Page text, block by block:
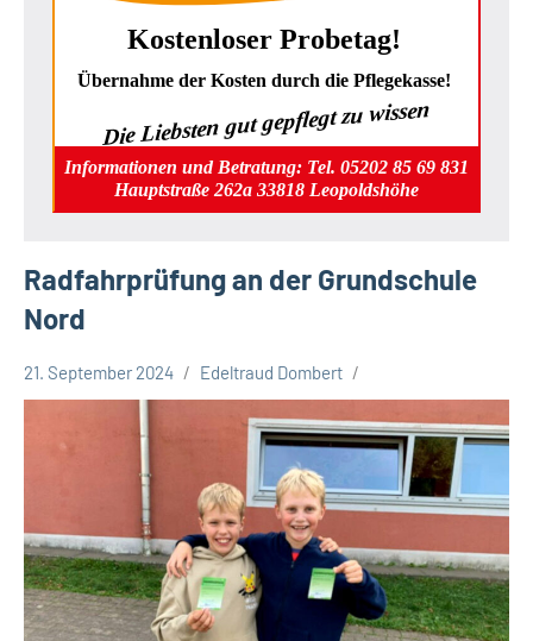
Kostenloser Probetag!
Übernahme der Kosten durch die Pflegekasse!
Die Liebsten gut gepflegt zu wissen
Informationen und Betratung: Tel. 05202 85 69 831
Hauptstraße 262a 33818 Leopoldshöhe
Radfahrprüfung an der Grundschule
Nord
Leopoldshöhe
21. September 2024 Edeltraud Dombert